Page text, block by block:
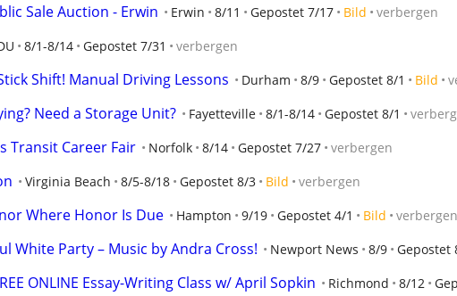
Sale Auction - Erwin Erwin 8/11 Gepostet 7/17 Bild verbergen
8/1-8/14 Gepostet 7/31 verbergen
Shift! Manual Driving Lessons Durham 8/9 Gepostet 8/1 Bild
Need a Storage Unit? Fayetteville 8/1-8/14 Gepostet 8/1
Transit Career Fair Norfolk 8/14 Gepostet 7/27 verbergen
Virginia Beach 8/5-8/18 Gepostet 8/3 Bild verbergen
Where Honor Is Due Hampton 9/19 Gepostet 4/1 Bild verbergen
White Party – Music by Andra Cross! Newport News 8/9 Gepostet
ONLINE Essay-Writing Class w/ April Sopkin Richmond 8/12